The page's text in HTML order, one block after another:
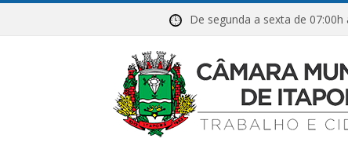
De segunda a sexta de